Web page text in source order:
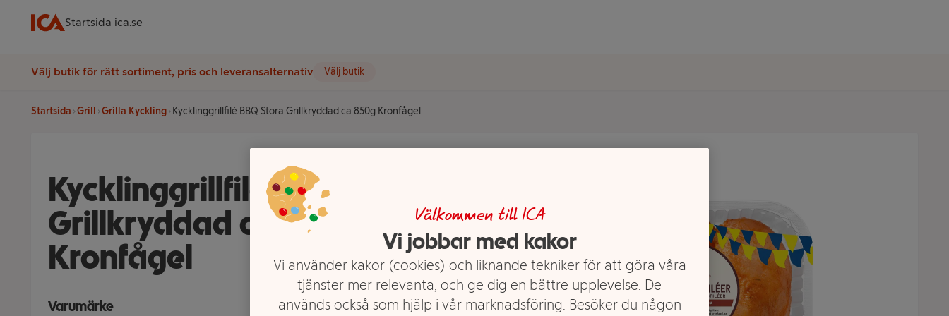
Startsida ica.se
Välj butik för rätt sortiment, pris och leveransalternativ Välj butik
Startsida Grill Grilla Kyckling Kycklinggrillfilé BBQ Stora Grillkryddad ca 850g Kronfågel
Kycklinggrillfilé BBQ Stora
Grillkryddad ca 850g
Kronfågel
Varumärke
Välkommen till ICA
Vi jobbar med kakor
Vi använder kakor (cookies) och liknande tekniker för att göra våra
tjänster mer relevanta, och ge dig en bättre upplevelse. De
används också som hjälp i vår marknadsföring. Besöker du någon